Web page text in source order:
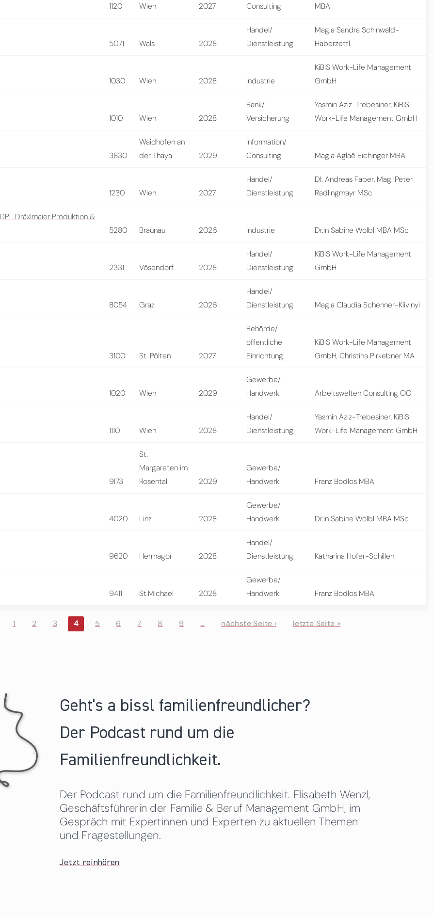
1120 Wien 2027
Consulting
MBA
5071 Wals 2028
Handel/
Dienstleistung
Mag.a Sandra Schinwald-
Haberzettl
1030 Wien 2028 Industrie
KiBiS Work-Life Management
GmbH
1010 Wien 2028
Bank/
Versicherung
Yasmin Aziz-Trebesiner, KiBiS
Work-Life Management GmbH
3830
Waidhofen an
der Thaya
2029
Information/
Consulting
Mag.a Aglaë Eichinger MBA
1230 Wien 2027
Handel/
Dienstleistung
DI. Andreas Faber, Mag. Peter
Radlingmayr MSc
Dräxlmaier Produktion &
5280 Braunau 2026 Industrie Dr.in Sabine Wölbl MBA MSc
2331 Vösendorf 2028
Handel/
Dienstleistung
KiBiS Work-Life Management
GmbH
8054 Graz 2026
Handel/
Dienstleistung
Mag.a Claudia Schenner-Klivinyi
3100 St. Pölten 2027
Behörde/
öffentliche
Einrichtung
KiBiS Work-Life Management
GmbH, Christina Pirkebner MA
1020 Wien 2029
Gewerbe/
Handwerk
Arbeitswelten Consulting OG
1110 Wien 2028
Handel/
Dienstleistung
Yasmin Aziz-Trebesiner, KiBiS
Work-Life Management GmbH
9173
St.
Margareten im
Rosental
2029
Gewerbe/
Handwerk
Franz Bodlos MBA
4020 Linz 2028
Gewerbe/
Handwerk
Dr.in Sabine Wölbl MBA MSc
9620 Hermagor 2028
Handel/
Dienstleistung
Katharina Hofer-Schillen
9411 St.Michael 2028
Gewerbe/
Handwerk
Franz Bodlos MBA
1 2 3 4 5 6 7 8 9 … nächste Seite › letzte Seite »
Geht's a bissl familienfreundlicher?
Der Podcast rund um die
Familienfreundlichkeit.
Der Podcast rund um die Familienfreundlichkeit. Elisabeth Wenzl,
Geschäftsführerin der Familie & Beruf Management GmbH, im
Gespräch mit Expertinnen und Experten zu aktuellen Themen
und Fragestellungen.
Jetzt reinhören